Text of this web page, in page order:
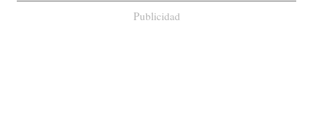
Publicidad